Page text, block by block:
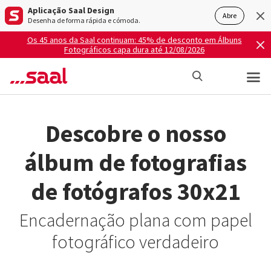
Aplicação Saal Design
Desenha de forma rápida e cómoda. Abre
Os 45 anos da Saal continuam: 45% de desconto em Álbuns
Fotográficos capa dura até 12/08/2026
Descobre o nosso
álbum de fotografias
de fotógrafos 30x21
Encadernação plana com papel
fotográfico verdadeiro